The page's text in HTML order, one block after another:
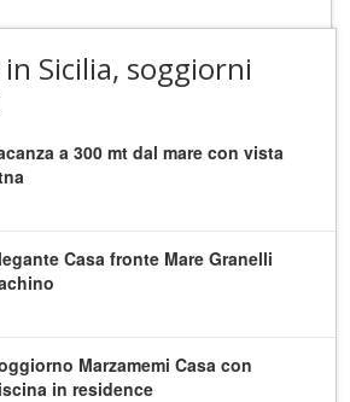
Sicilia, soggiorni
a 300 mt dal mare con vista
Casa fronte Mare Granelli
Marzamemi Casa con
in residence